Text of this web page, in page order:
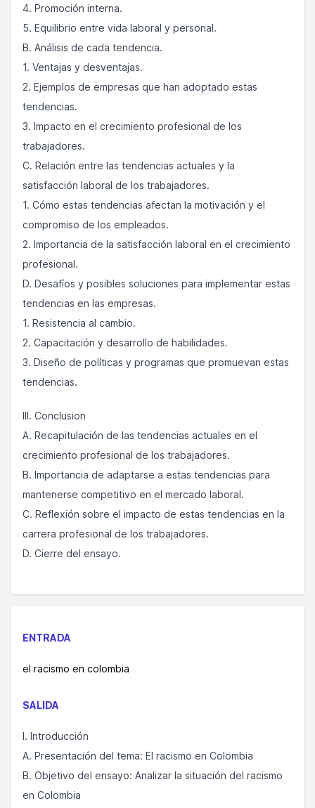
4. Promoción interna.
5. Equilibrio entre vida laboral y personal.
B. Análisis de cada tendencia.
1. Ventajas y desventajas.
2. Ejemplos de empresas que han adoptado estas
tendencias.
3. Impacto en el crecimiento profesional de los
trabajadores.
C. Relación entre las tendencias actuales y la
satisfacción laboral de los trabajadores.
1. Cómo estas tendencias afectan la motivación y el
compromiso de los empleados.
2. Importancia de la satisfacción laboral en el crecimiento
profesional.
D. Desafíos y posibles soluciones para implementar estas
tendencias en las empresas.
1. Resistencia al cambio.
2. Capacitación y desarrollo de habilidades.
3. Diseño de políticas y programas que promuevan estas
tendencias.
III. Conclusion
A. Recapitulación de las tendencias actuales en el
crecimiento profesional de los trabajadores.
B. Importancia de adaptarse a estas tendencias para
mantenerse competitivo en el mercado laboral.
C. Reflexión sobre el impacto de estas tendencias en la
carrera profesional de los trabajadores.
D. Cierre del ensayo.
ENTRADA
el racismo en colombia
SALIDA
I. Introducción
A. Presentación del tema: El racismo en Colombia
B. Objetivo del ensayo: Analizar la situación del racismo
en Colombia